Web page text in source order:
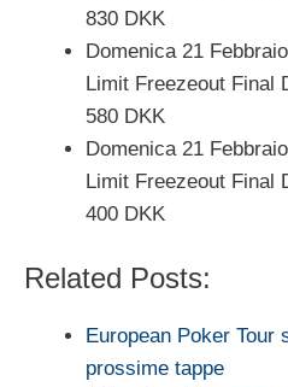
830 DKK
Domenica 21
Limit Freezeout Final
580 DKK
Domenica 21
Limit Freezeout Final
400 DKK
Related Posts:
European Poker Tour
prossime tappe